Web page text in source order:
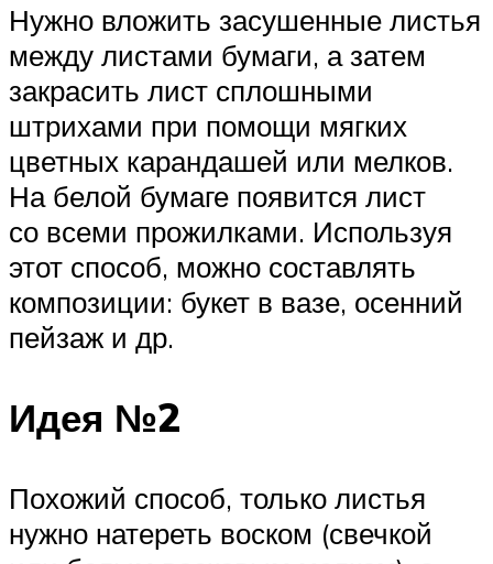
Нужно вложить засушенные листья
между листами бумаги, а затем
закрасить лист сплошными
штрихами при помощи мягких
цветных карандашей или мелков.
На белой бумаге появится лист
со всеми прожилками. Используя
этот способ, можно составлять
композиции: букет в вазе, осенний
пейзаж и др.
Идея №2
Похожий способ, только листья
нужно натереть воском (свечкой